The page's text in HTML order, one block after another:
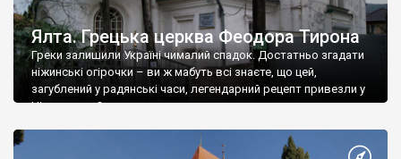
Ялта. Грецька церква Феодора Тирона
Греки залишили Україні чималий спадок. Достатньо згадати
ніжинські огірочки – ви ж мабуть всі знаєте, що цей,
загублений у радянські часи, легендарний рецепт привезли у
Ніжин греки?